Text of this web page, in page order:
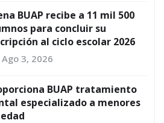
BUAP recibe a 11 mil 500
para concluir su
al ciclo escolar 2026
Ago 3, 2026
BUAP tratamiento
especializado a menores